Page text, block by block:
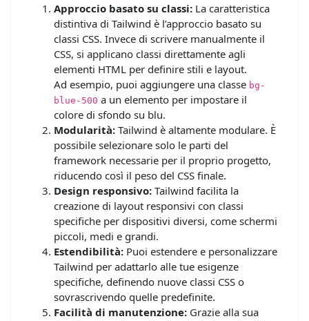
Approccio basato su classi: La caratteristica
distintiva di Tailwind è l’approccio basato su
classi CSS. Invece di scrivere manualmente il
CSS, si applicano classi direttamente agli
elementi HTML per definire stili e layout.
Ad esempio, puoi aggiungere una classe bg-
blue-500 a un elemento per impostare il
colore di sfondo su blu.
Modularità: Tailwind è altamente modulare. È
possibile selezionare solo le parti del
framework necessarie per il proprio progetto,
riducendo così il peso del CSS finale.
Design responsivo: Tailwind facilita la
creazione di layout responsivi con classi
specifiche per dispositivi diversi, come schermi
piccoli, medi e grandi.
Estendibilità: Puoi estendere e personalizzare
Tailwind per adattarlo alle tue esigenze
specifiche, definendo nuove classi CSS o
sovrascrivendo quelle predefinite.
Facilità di manutenzione: Grazie alla sua